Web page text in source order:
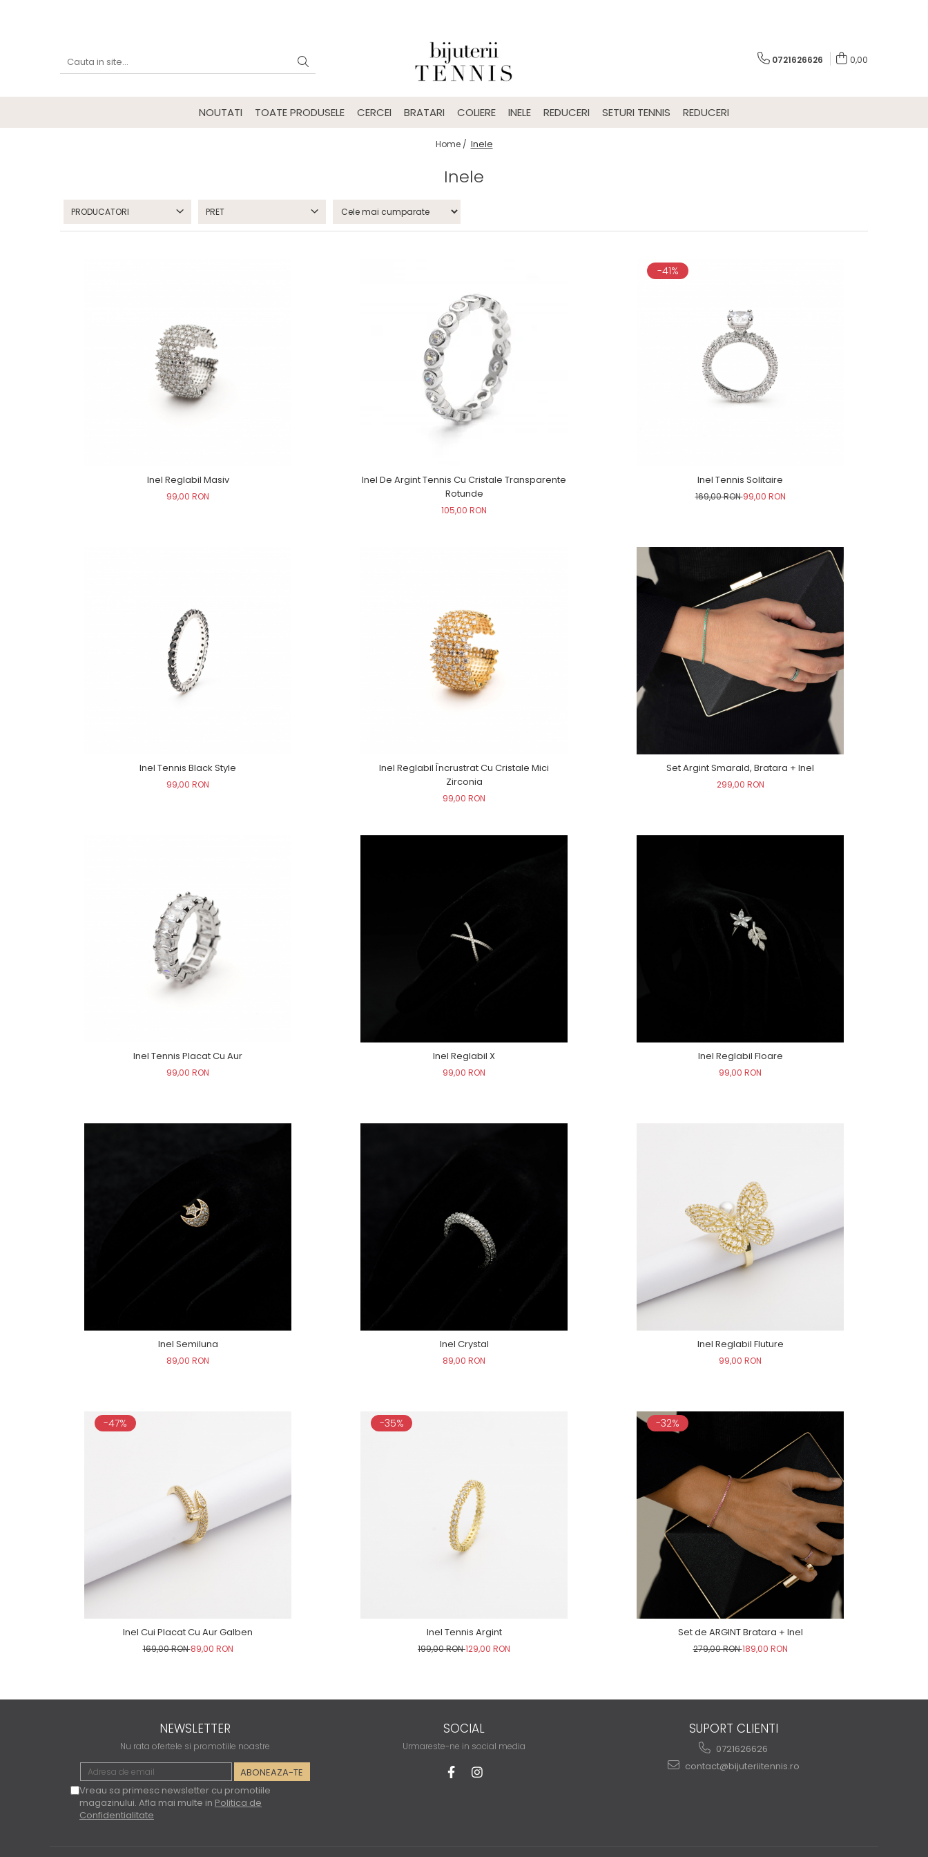
0721626626 0,00
NOUTATI TOATE PRODUSELE CERCEI BRATARI COLIERE INELE REDUCERI SETURI TENNIS REDUCERI
Home / Inele
Inele
PRODUCATORI PRET
Inel Reglabil Masiv
99,00 RON
Inel De Argint Tennis Cu Cristale Transparente
Rotunde
105,00 RON
-41%
Inel Tennis Solitaire
169,00 RON99,00 RON
Inel Tennis Black Style
99,00 RON
Inel Reglabil Încrustrat Cu Cristale Mici
Zirconia
99,00 RON
Set Argint Smarald, Bratara + Inel
299,00 RON
Inel Tennis Placat Cu Aur
99,00 RON
Inel Reglabil X
99,00 RON
Inel Reglabil Floare
99,00 RON
Inel Semiluna
89,00 RON
Inel Crystal
89,00 RON
Inel Reglabil Fluture
99,00 RON
-47%
Inel Cui Placat Cu Aur Galben
169,00 RON89,00 RON
-35%
Inel Tennis Argint
199,00 RON129,00 RON
-32%
Set de ARGINT Bratara + Inel
279,00 RON189,00 RON
NEWSLETTER
Nu rata ofertele si promotiile noastre
Vreau sa primesc newsletter cu promotiile
magazinului. Afla mai multe in Politica de
Confidentialitate
SOCIAL
Urmareste-ne in social media
SUPORT CLIENTI
0721626626
contact@bijuteriitennis.ro